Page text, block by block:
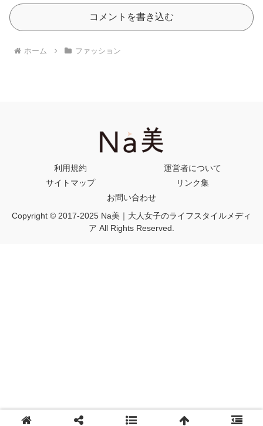
コメントを書き込む
ホーム ファッション
利用規約
運営者について
サイトマップ
リンク集
お問い合わせ
Copyright © 2017-2025 Na美｜大人女子のライフスタイルメディ
ア All Rights Reserved.